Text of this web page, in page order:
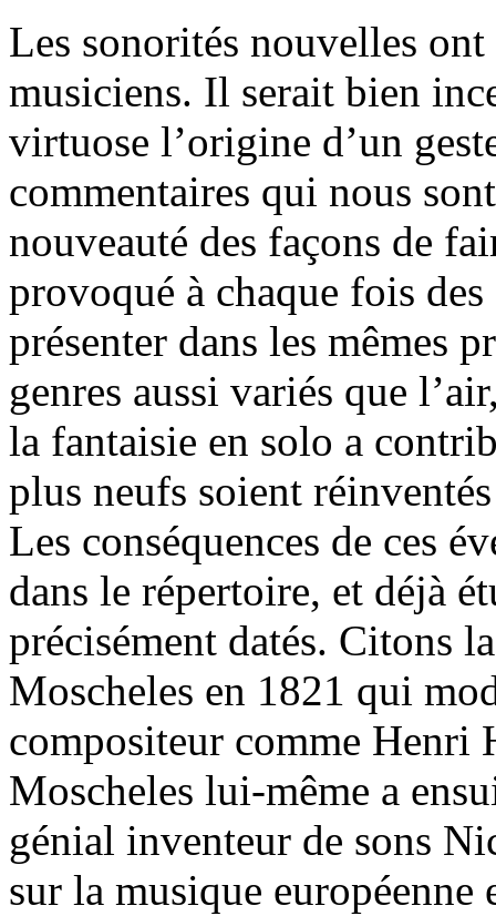
Les sonorités nouvelles
musiciens. Il serait bien
virtuose l’origine d’un
commentaires qui nous
nouveauté des façons de
provoqué à chaque fois
présenter dans les mêmes
genres aussi variés que
la fantaisie en solo a
plus neufs soient
Les conséquences de ces
dans le répertoire, et déjà
précisément datés. Citons
Moscheles en 1821 qui
compositeur comme Henri
Moscheles lui-même a
génial inventeur de sons
sur la musique européenne